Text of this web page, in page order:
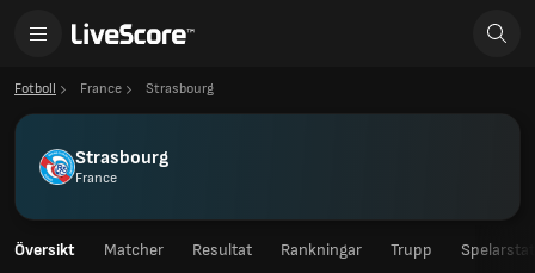
Fotboll France Strasbourg
Strasbourg
France
Översikt Matcher Resultat Rankningar Trupp